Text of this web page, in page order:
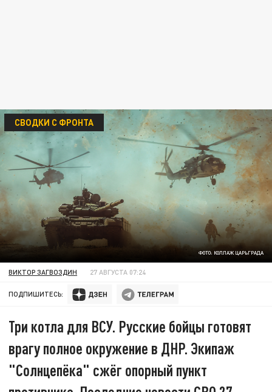
ФОТО: КОЛЛАЖ ЦАРЬГРАДА
СВОДКИ С ФРОНТА
ВИКТОР ЗАГВОЗДИН 27 АВГУСТА 07:24
ПОДПИШИТЕСЬ:
Три котла для ВСУ. Русские бойцы готовят
врагу полное окружение в ДНР. Экипаж
"Солнцепёка" сжёг опорный пункт